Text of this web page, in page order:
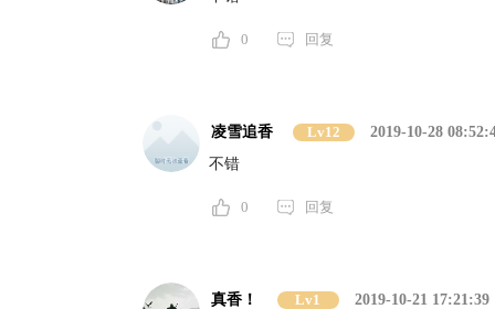
0 回复
凌雪追香 Lv12
2019-10-28
不错
0 回复
真香！ Lv1
2019-10-21 17:21:39